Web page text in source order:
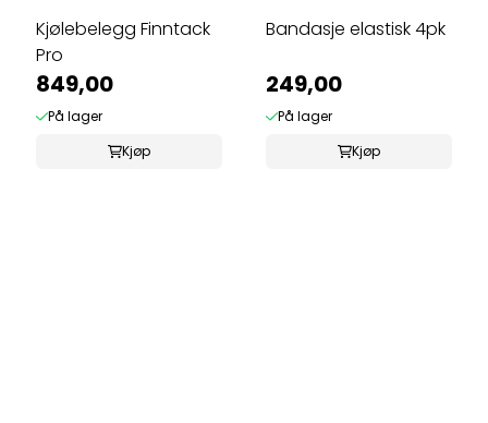
Kjølebelegg Finntack
Pro
849,00
På lager
Kjøp
Bandasje elastisk 4pk
249,00
På lager
Kjøp